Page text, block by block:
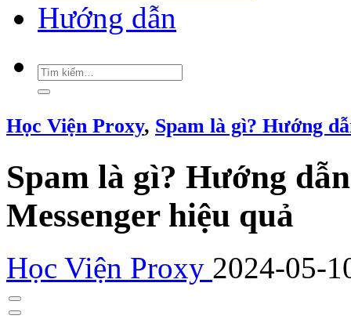
Hướng dẫn
Học Viện Proxy, Spam là gì? Hướng
Spam là gì? Hướng
Messenger hiệu quả
Học Viện Proxy 2024-05-